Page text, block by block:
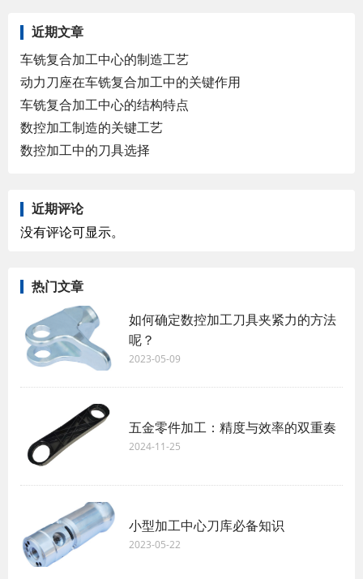
近期文章
车铣复合加工中心的制造工艺
动力刀座在车铣复合加工中的关键作用
车铣复合加工中心的结构特点
数控加工制造的关键工艺
数控加工中的刀具选择
近期评论
没有评论可显示。
热门文章
如何确定数控加工刀具夹紧力的方法
呢？
2023-05-09
五金零件加工：精度与效率的双重奏
2024-11-25
​小型加工中心刀库必备知识
2023-05-22